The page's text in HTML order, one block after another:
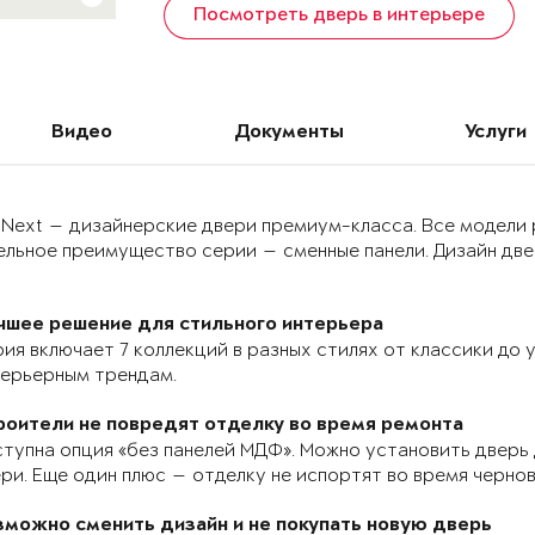
Посмотреть дверь в интерьере
Видео Документы Услуги
— дизайнерские двери премиум-класса. Все модели
преимущество серии — сменные панели. Дизайн
решение для стильного интерьера
включает 7 коллекций в разных стилях от классики
трендам.
не повредят отделку во время ремонта
опция «без панелей МДФ». Можно установить
Еще один плюс — отделку не испортят во время
сменить дизайн и не покупать новую дверь